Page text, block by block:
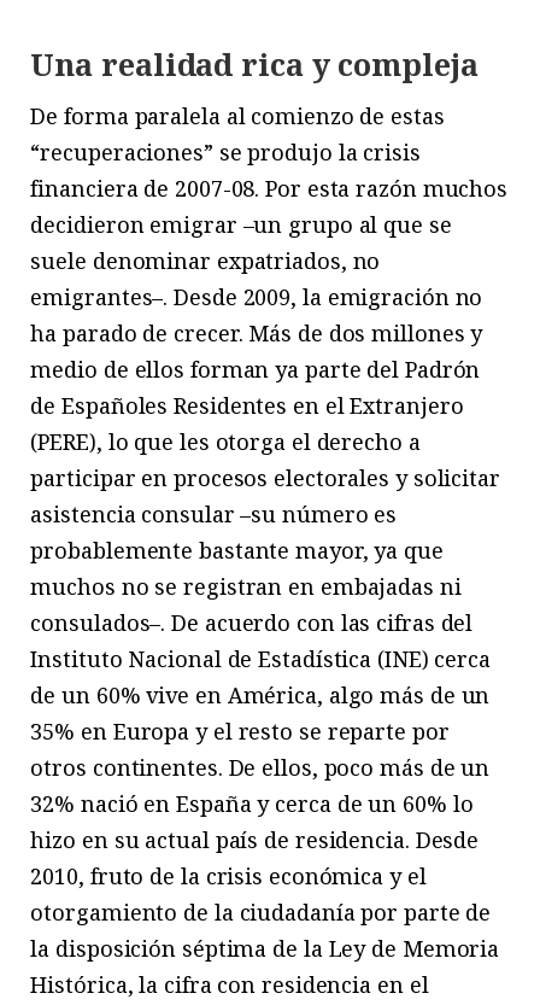
Una realidad rica y compleja
De forma paralela al comienzo de estas
“recuperaciones” se produjo la crisis
financiera de 2007-08. Por esta razón muchos
decidieron emigrar –un grupo al que se
suele denominar expatriados, no
emigrantes–. Desde 2009, la emigración no
ha parado de crecer. Más de dos millones y
medio de ellos forman ya parte del Padrón
de Españoles Residentes en el Extranjero
(PERE), lo que les otorga el derecho a
participar en procesos electorales y solicitar
asistencia consular –su número es
probablemente bastante mayor, ya que
muchos no se registran en embajadas ni
consulados–. De acuerdo con las cifras del
Instituto Nacional de Estadística (INE) cerca
de un 60% vive en América, algo más de un
35% en Europa y el resto se reparte por
otros continentes. De ellos, poco más de un
32% nació en España y cerca de un 60% lo
hizo en su actual país de residencia. Desde
2010, fruto de la crisis económica y el
otorgamiento de la ciudadanía por parte de
la disposición séptima de la Ley de Memoria
Histórica, la cifra con residencia en el